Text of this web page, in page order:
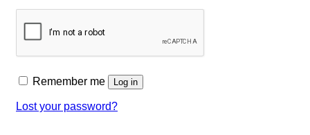
Remember me Log in
Lost your password?